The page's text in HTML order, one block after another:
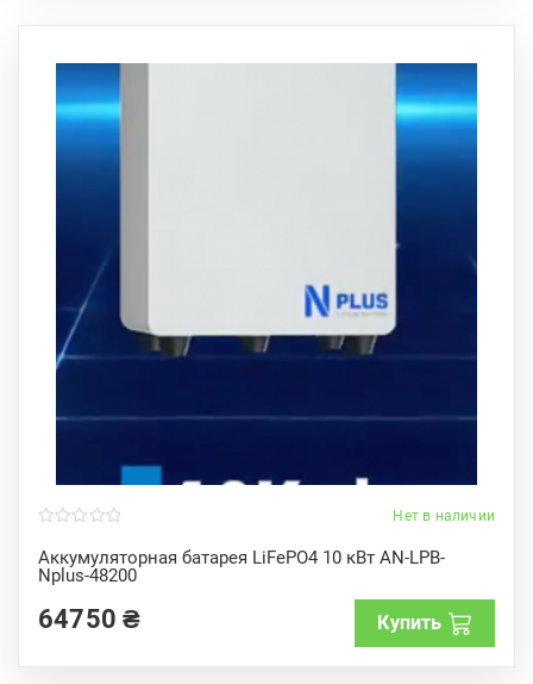
Нет в наличии
Аккумуляторная батарея LiFePO4 10 кВт AN-LPB-
Nplus-48200
o
u
t
f
5
64750₴ Купить